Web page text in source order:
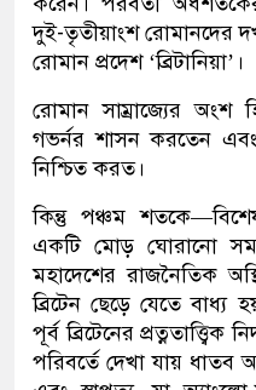
দুই-তৃতীয়াংশ রোমানদের
রোমান প্রদেশ ‘ব্রিটানিয়া’।
রোমান সাম্রাজ্যের অংশ
গভর্নর শাসন করতেন এবং
নিশ্চিত করত।
কিন্তু পঞ্চম
একটি মোড় ঘোরানো
মহাদেশের রাজনৈতিক
ব্রিটেন ছেড়ে যেতে
পূর্ব ব্রিটেনের
পরিবর্তে দেখা যায় ধাতব